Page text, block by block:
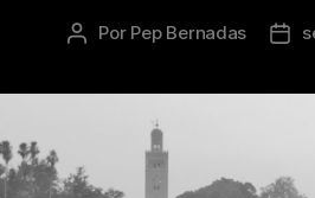
Autor
Por Pep Bernadas